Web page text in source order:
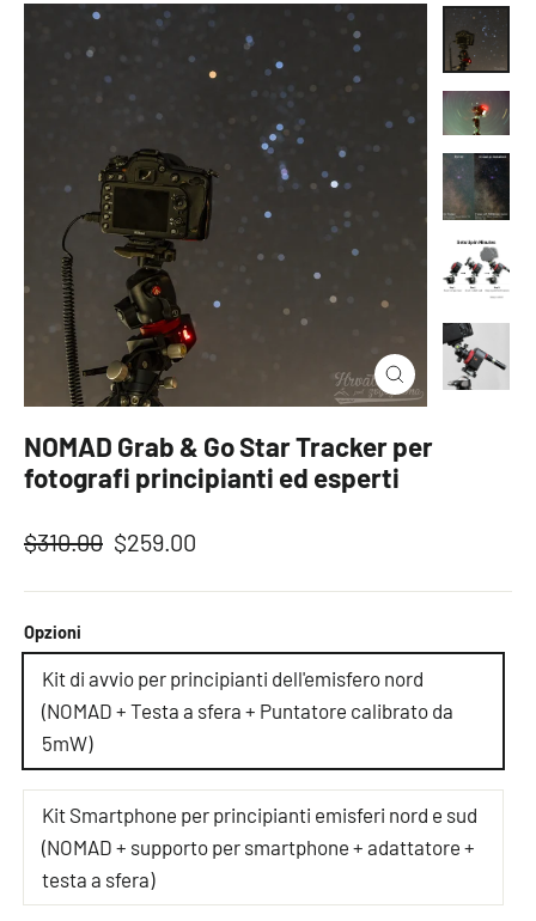
Chiudi
(esc)
NOMAD Grab & Go Star Tracker per
fotografi principianti ed esperti
Prezzo
$310.00 Prezzo
$259.00
Opzioni
Kit di avvio per principianti dell'emisfero nord
(NOMAD + Testa a sfera + Puntatore calibrato da
5mW)
Kit Smartphone per principianti emisferi nord e sud
(NOMAD + supporto per smartphone + adattatore +
testa a sfera)